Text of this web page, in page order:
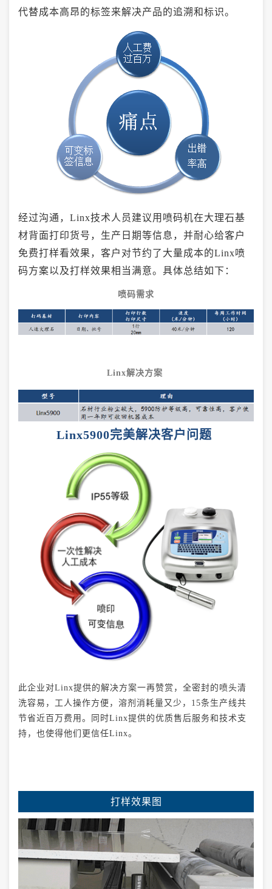
代替成本高昂的标签来解决产品的追溯和标识。
经过沟通，Linx技术人员建议用喷码机在大理石基
材背面打印货号，生产日期等信息，并耐心给客户
免费打样看效果，客户对节约了大量成本的Linx喷
码方案以及打样效果相当满意。具体总结如下：
喷码需求
Linx解决方案
Linx5900完美解决客户问题
此企业对Linx提供的解决方案一再赞赏，全密封的喷头清
洗容易，工人操作方便，溶剂消耗量又少，15条生产线共
节省近百万费用。同时Linx提供的优质售后服务和技术支
持，也使得他们更信任Linx。
打样效果图